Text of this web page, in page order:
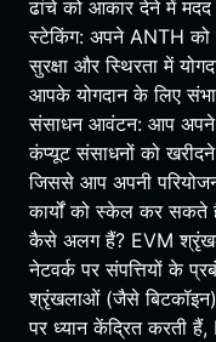
ढांचे को आकार देने में मदद
स्टेकिंग: अपने ANTH को
सुरक्षा और स्थिरता में
आपके योगदान के लिए
संसाधन आवंटन: आप अपने
कंप्यूट संसाधनों को
जिससे आप अपनी
कार्यों को स्केल कर सकते
कैसे अलग हैं? EVM
नेटवर्क पर संपत्तियों के
श्रृंखलाओं (जैसे
पर ध्यान केंद्रित करती